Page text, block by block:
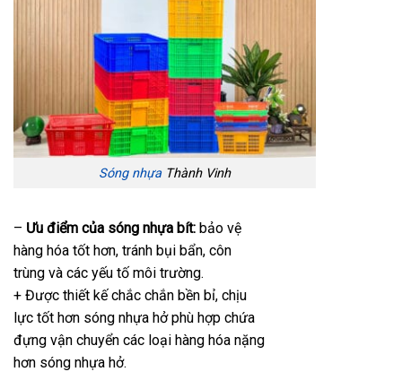
Sóng nhựaThành Vinh
– Ưu điểm của sóng nhựa bít: bảo vệ
hàng hóa tốt hơn, tránh bụi bẩn, côn
trùng và các yếu tố môi trường.
+ Được thiết kế chắc chắn bền bỉ, chịu
lực tốt hơn sóng nhựa hở phù hợp chứa
đựng vận chuyển các loại hàng hóa nặng
hơn sóng nhựa hở.